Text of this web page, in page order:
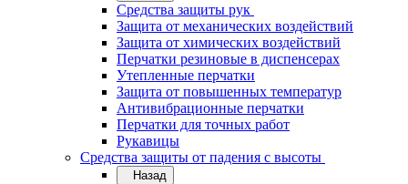
Средства защиты рук
Защита от механических воздействий
Защита от химических воздействий
Перчатки резиновые в диспенсерах
Утепленные перчатки
Защита от повышенных температур
Антивибрационные перчатки
Перчатки для точных работ
Рукавицы
Средства защиты от падения с высоты
Назад